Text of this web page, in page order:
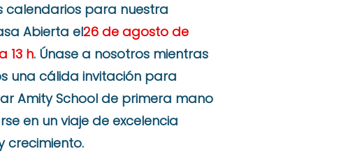
calendarios para nuestra
Abierta el26 de agosto de
13 h. Únase a nosotros mientras
una cálida invitación para
Amity School de primera mano
en un viaje de excelencia
crecimiento.